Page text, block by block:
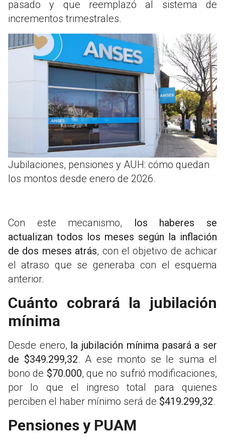
pasado y que reemplazó al sistema de
incrementos trimestrales.
Jubilaciones, pensiones y AUH: cómo quedan
los montos desde enero de 2026.
Con este mecanismo, los haberes se
actualizan todos los meses según la inflación
de dos meses atrás, con el objetivo de achicar
el atraso que se generaba con el esquema
anterior.
Cuánto cobrará la jubilación
mínima
Desde enero, la jubilación mínima pasará a ser
de $349.299,32. A ese monto se le suma el
bono de $70.000, que no sufrió modificaciones,
por lo que el ingreso total para quienes
perciben el haber mínimo será de $419.299,32.
Pensiones y PUAM